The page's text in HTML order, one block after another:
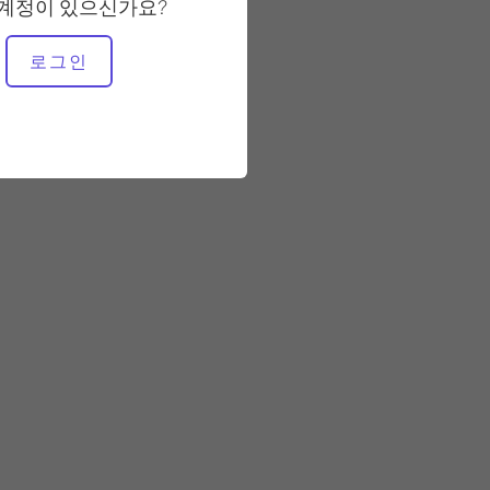
정이 있으신가요?
로그인
필요한 장비